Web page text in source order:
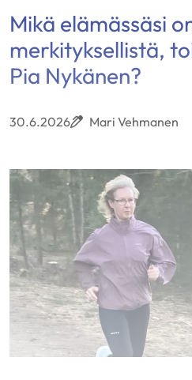
Mikä elämässäsi
merkityksellistä,
Pia Nykänen?
30.6.2026 Mari Vehmanen